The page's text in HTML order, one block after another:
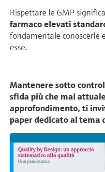
Rispettare le GMP significa
farmaco elevati
fondamentale conoscerle
esse.
Mantenere sotto
sfida più che mai
approfondimento, ti
paper dedicato al tema